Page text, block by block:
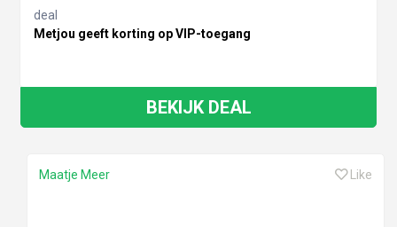
deal
Metjou geeft korting op VIP-toegang
BEKIJK DEAL
Maatje Meer Like